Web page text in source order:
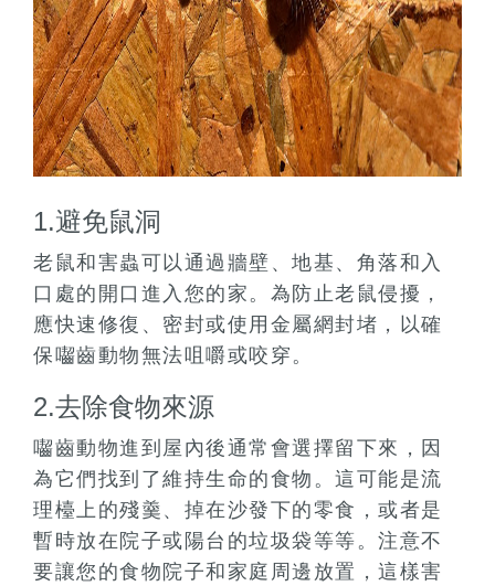
1.避免鼠洞
老鼠和害蟲可以通過牆壁、地基、角落和入
口處的開口進入您的家。為防止老鼠侵擾，
應快速修復、密封或使用金屬網封堵，以確
保囓齒動物無法咀嚼或咬穿。
2.去除食物來源
囓齒動物進到屋內後通常會選擇留下來，因
為它們找到了維持生命的食物。這可能是流
理檯上的殘羹、掉在沙發下的零食，或者是
暫時放在院子或陽台的垃圾袋等等。注意不
要讓您的食物院子和家庭周邊放置，這樣害